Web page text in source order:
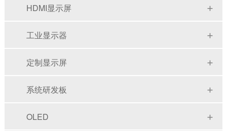
HDMI显示屏
工业显示器
定制显示屏
系统研发板
OLED